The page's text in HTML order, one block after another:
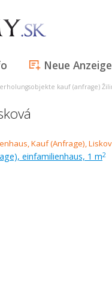
Neue Anzeige
kauf (anfrage)
einfamilienhaus, 1 m2